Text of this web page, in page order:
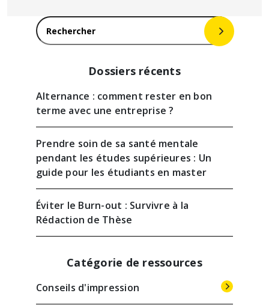
Rechercher :
Dossiers récents
Alternance : comment rester en bon
terme avec une entreprise ?
Prendre soin de sa santé mentale
pendant les études supérieures : Un
guide pour les étudiants en master
Éviter le Burn-out : Survivre à la
Rédaction de Thèse
Catégorie de ressources
Conseils d'impression